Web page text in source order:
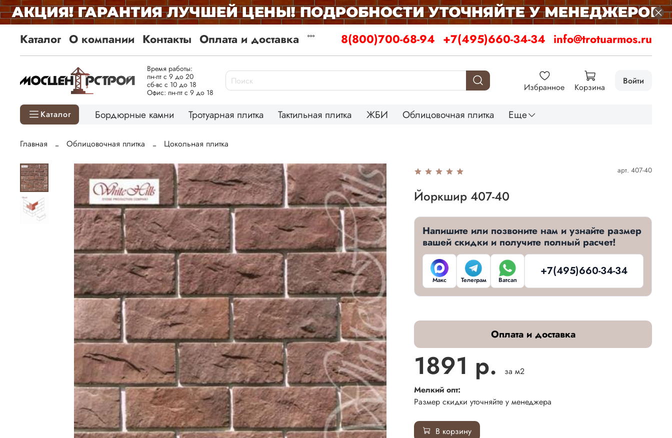
Каталог О компании Контакты Оплата и доставка 8(800)700-68-94 +7(495)660-34-34 info@trotuarmos.ru
Время работы:
пн-пт с 9 до 20
сб-вс с 10 до 18
Офис: пн-пт с 9 до 18
Избранное Корзина
Войти
Каталог Бордюрные камни Тротуарная плитка Тактильная плитка ЖБИ Облицовочная плитка Еще
Главная Облицовочная плитка Цокольная плитка
арт. 407-40
Йоркшир 407-40
Напишите или позвоните нам и узнайте размер
вашей скидки и получите полный расчет!
Макс Телеграм Ватсап
+7(495)660-34-34
Оплата и доставка
1891 р.
за м2
Мелкий опт:
Размер скидки уточняйте у менеджера
В корзину